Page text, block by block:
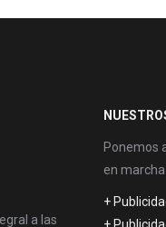
a las
Ponemos
en
+